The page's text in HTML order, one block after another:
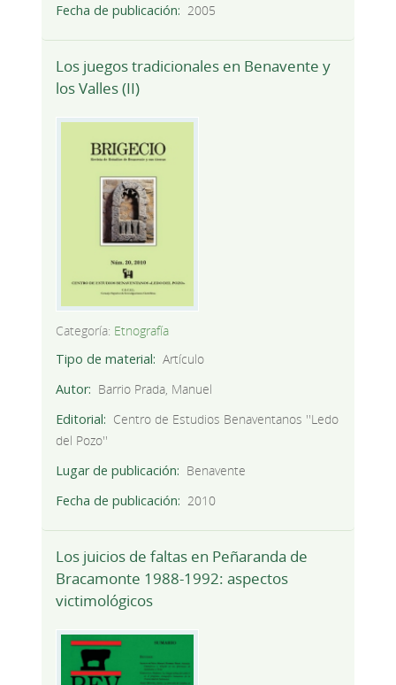
Fecha de publicación
2005
Los juegos tradicionales en Benavente y
los Valles (II)
Categoría: Etnografía
Tipo de material
Artículo
Autor
Barrio Prada, Manuel
Editorial
Centro de Estudios Benaventanos ''Ledo
del Pozo''
Lugar de publicación
Benavente
Fecha de publicación
2010
Los juicios de faltas en Peñaranda de
Bracamonte 1988-1992: aspectos
victimológicos